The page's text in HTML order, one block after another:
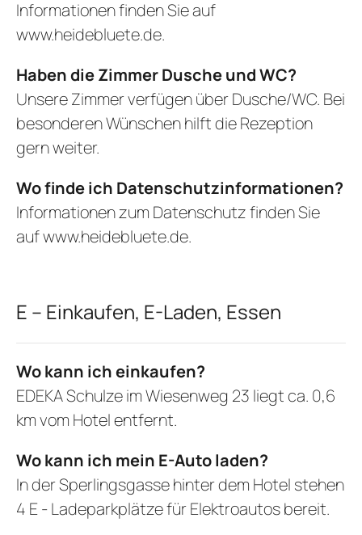
Informationen finden Sie auf
www.heidebluete.de.
Haben die Zimmer Dusche und WC?
Unsere Zimmer verfügen über Dusche/WC. Bei
besonderen Wünschen hilft die Rezeption
gern weiter.
Wo finde ich Datenschutzinformationen?
Informationen zum Datenschutz finden Sie
aufwww.heidebluete.de.
E – Einkaufen, E-Laden, Essen
Wo kann ich einkaufen?
EDEKA Schulze im Wiesenweg 23 liegt ca. 0,6
km vom Hotel entfernt.
Wo kann ich mein E-Auto laden?
In der Sperlingsgasse hinter dem Hotel stehen
4 E - Ladeparkplätze für Elektroautos bereit.